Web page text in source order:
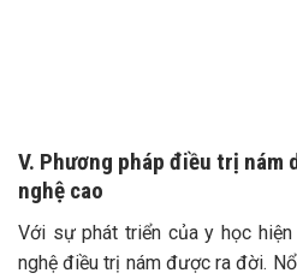
V. Phương pháp điều trị nám
nghệ cao
Với sự phát triển của y học
nghệ điều trị nám được ra đời.